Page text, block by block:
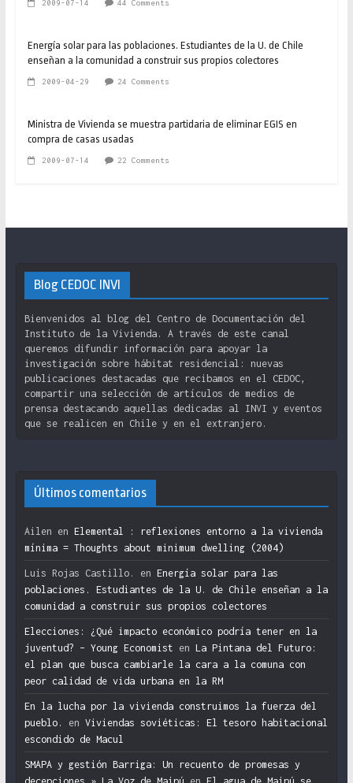
2009-07-14 44 Comments
Energía solar para las poblaciones. Estudiantes de la U. de Chile
enseñan a la comunidad a construir sus propios colectores
2009-04-29 24 Comments
Ministra de Vivienda se muestra partidaria de eliminar EGIS en
compra de casas usadas
2009-07-14 22 Comments
Blog CEDOC INVI
Bienvenidos al blog del Centro de Documentación del
Instituto de la Vivienda. A través de este canal
queremos difundir información para apoyar la
investigación sobre hábitat residencial: nuevas
publicaciones destacadas que recibamos en el CEDOC,
compartir una selección de artículos de medios de
prensa destacando aquellas dedicadas al INVI y eventos
que se realicen en Chile y en el extranjero.
Últimos comentarios
Ailen en Elemental : reflexiones entorno a la vivienda
mínima = Thoughts about minimum dwelling (2004)
Luis Rojas Castillo. en Energía solar para las
poblaciones. Estudiantes de la U. de Chile enseñan a la
comunidad a construir sus propios colectores
Elecciones: ¿Qué impacto económico podría tener en la
juventud? – Young Economist en La Pintana del Futuro:
el plan que busca cambiarle la cara a la comuna con
peor calidad de vida urbana en la RM
En la lucha por la vivienda construimos la fuerza del
pueblo.
en Viviendas soviéticas: El tesoro habitacional
escondido de Macul
SMAPA y gestión Barriga: Un recuento de promesas y